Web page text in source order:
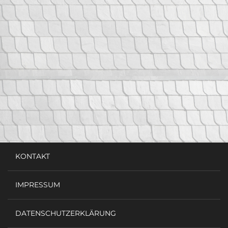
KONTAKT
IMPRESSUM
DATENSCHUTZERKLÄRUNG